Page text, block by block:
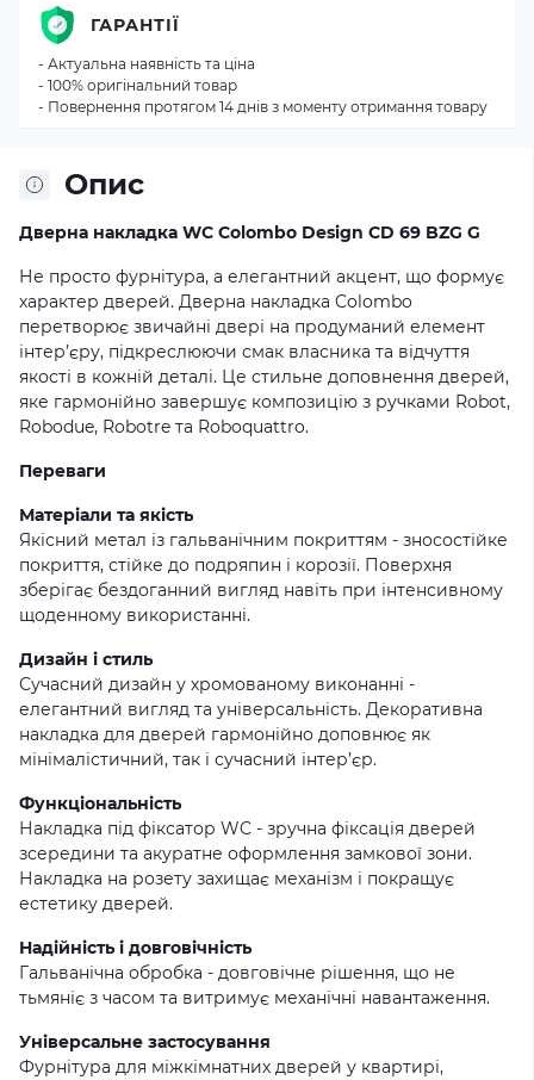
Опис
Дверна накладка WC Colombo Design CD 69 BZG G
Не просто фурнітура, а елегантний акцент, що формує
характер дверей. Дверна накладка Colombo
перетворює звичайні двері на продуманий елемент
інтер’єру, підкреслюючи смак власника та відчуття
якості в кожній деталі. Це стильне доповнення дверей,
яке гармонійно завершує композицію з ручками Robot,
Robodue, Robotre та Roboquattro.
Переваги
Матеріали та якість
Якісний метал із гальванічним покриттям - зносостійке
покриття, стійке до подряпин і корозії. Поверхня
зберігає бездоганний вигляд навіть при інтенсивному
щоденному використанні.
Дизайн і стиль
Сучасний дизайн у хромованому виконанні -
елегантний вигляд та універсальність. Декоративна
накладка для дверей гармонійно доповнює як
мінімалістичний, так і сучасний інтер’єр.
Функціональність
Накладка під фіксатор WC - зручна фіксація дверей
зсередини та акуратне оформлення замкової зони.
Накладка на розету захищає механізм і покращує
естетику дверей.
Надійність і довговічність
Гальванічна обробка - довговічне рішення, що не
тьмяніє з часом та витримує механічні навантаження.
Універсальне застосування
Фурнітура для міжкімнатних дверей у квартирі,
ГАРАНТІЇ
- Актуальна наявність та ціна
- 100% оригінальний товар
- Повернення протягом 14 днів з моменту отримання товару